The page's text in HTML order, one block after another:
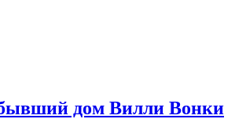
дом Вилли Вонки